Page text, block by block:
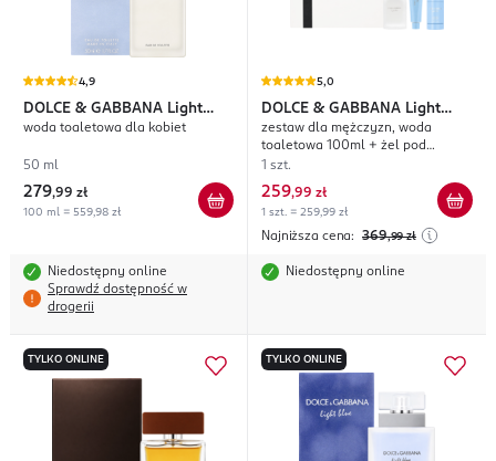
4,9
DOLCE & GABBANA Light
Blue
woda toaletowa dla kobiet
50 ml
279,99 zł
100 ml = 559,98 zł
Niedostępny online
Sprawdź dostępność w
drogerii
5,0
DOLCE & GABBANA Light
Blue
zestaw dla mężczyzn, woda
toaletowa 100ml + żel pod
prysznic 50ml + dezodorant w
1 szt.
259,99 zł
1 szt. = 259,99 zł
Najniższa cena: 369,99 zł
Niedostępny online
TYLKO ONLINE TYLKO ONLINE